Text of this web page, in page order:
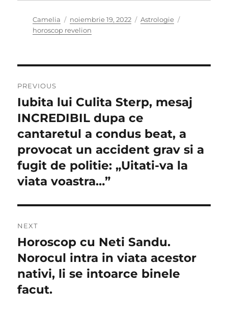
Author
Camelia
Posted
on
noiembrie 19, 2022 Categories
Astrologie
horoscop revelion
în
articole
PREVIOUS
Previous
post:
Iubita lui Culita Sterp, mesaj
INCREDIBIL dupa ce
cantaretul a condus beat, a
provocat un accident grav si a
fugit de politie: „Uitati-va la
viata voastra…”
NEXT
Next
post:
Horoscop cu Neti Sandu.
Norocul intra in viata acestor
nativi, li se intoarce binele
facut.